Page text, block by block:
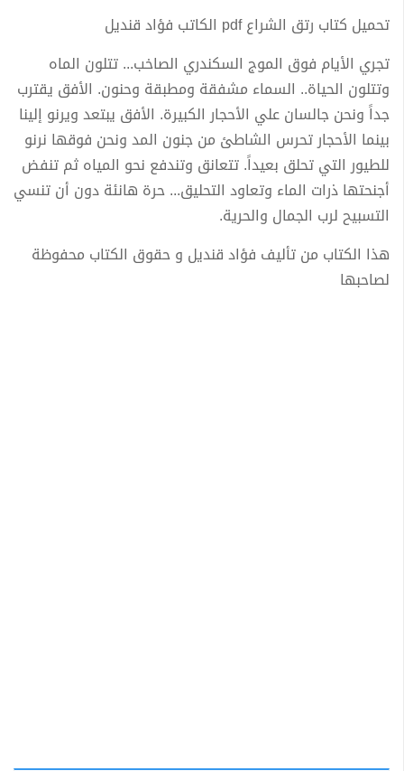
تحميل كتاب رتق الشراع pdf الكاتب فؤاد قنديل
تجري الأيام فوق الموج السكندري الصاخب... تتلون الماه
وتتلون الحياة.. السماء مشفقة ومطبقة وحنون. الأفق يقترب
جداً ونحن جالسان علي الأحجار الكبيرة. الأفق يبتعد ويرنو إلينا
بينما الأحجار تحرس الشاطئ من جنون المد ونحن فوقها نرنو
للطيور التي تحلق بعيداً. تتعانق وتندفع نحو المياه ثم تنفض
أجنحتها ذرات الماء وتعاود التحليق... حرة هانئة دون أن تنسي
التسبيح لرب الجمال والحرية.
هذا الكتاب من تأليف فؤاد قنديل و حقوق الكتاب محفوظة
لصاحبها